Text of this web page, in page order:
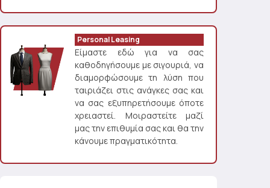
Personal Leasing
Είμαστε εδώ για να σας
καθοδηγήσουμε με σιγουριά, να
διαμορφώσουμε τη λύση που
ταιριάζει στις ανάγκες σας και
να σας εξυπηρετήσουμε όποτε
χρειαστεί. Μοιραστείτε μαζί
μας την επιθυμία σας και θα την
κάνουμε πραγματικότητα.